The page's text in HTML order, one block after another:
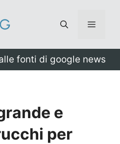
Menu
fonti di google news
e
per